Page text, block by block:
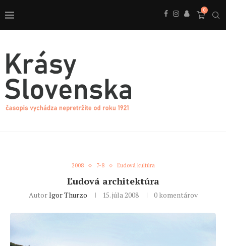
0
2008 7-8 Ľudová kultúra
Ľudová architektúra
AutorIgor Thurzo 15. júla 2008 0 komentárov